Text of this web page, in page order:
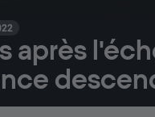
après